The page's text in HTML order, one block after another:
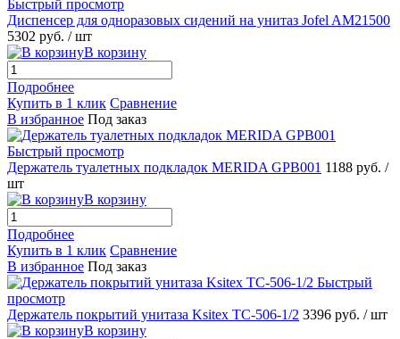
Быстрый просмотр
Диспенсер для одноразовых сидений на унитаз Jofel AM21500
5302 руб. / шт
В корзину
Подробнее
Купить в 1 клик Сравнение
В избранное Под заказ
Быстрый просмотр
Держатель туалетных подкладок MERIDA GPB001 1188 руб. /
шт
В корзину
Подробнее
Купить в 1 клик Сравнение
В избранное Под заказ
Быстрый
просмотр
Держатель покрытий унитаза Ksitex TC-506-1/2 3396 руб. / шт
В корзину